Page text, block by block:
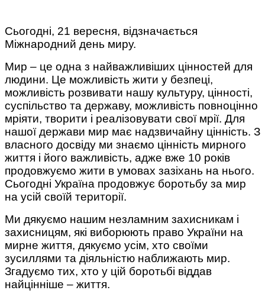
Сьогодні, 21 вересня, відзначається
Міжнародний день миру.
Мир – це одна з найважливіших цінностей для
людини. Це можливість жити у безпеці,
можливість розвивати нашу культуру, цінності,
суспільство та державу, можливість повноцінно
мріяти, творити і реалізовувати свої мрії. Для
нашої держави мир має надзвичайну цінність. З
власного досвіду ми знаємо цінність мирного
життя і його важливість, адже вже 10 років
продовжуємо жити в умовах зазіхань на нього.
Сьогодні Україна продовжує боротьбу за мир
на усій своїй території.
Ми дякуємо нашим незламним захисникам і
захисницям, які виборюють право України на
мирне життя, дякуємо усім, хто своїми
зусиллями та діяльністю наближають мир.
Згадуємо тих, хто у цій боротьбі віддав
найцінніше – життя.